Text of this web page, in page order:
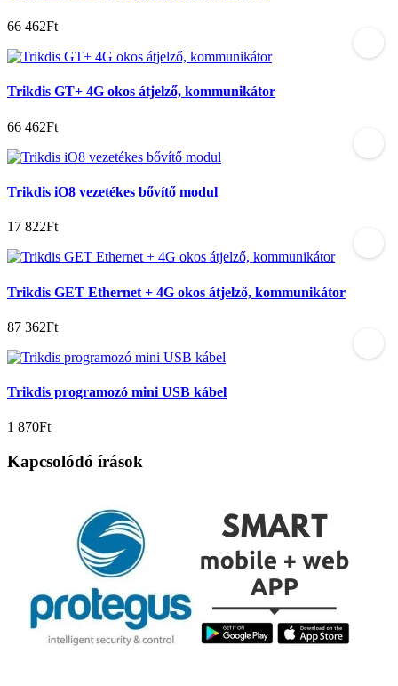
66 462Ft
Trikdis GT+ 4G okos átjelző, kommunikátor
66 462Ft
Trikdis iO8 vezetékes bővítő modul
17 822Ft
Trikdis GET Ethernet + 4G okos átjelző, kommunikátor
87 362Ft
Trikdis programozó mini USB kábel
1 870Ft
Kapcsolódó írások